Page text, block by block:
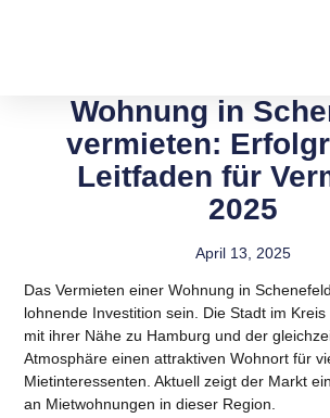
Wohnung in
vermieten:
Leitfaden für
2025
April 13, 2025
Das Vermieten einer Wohnung in
lohnende Investition sein. Die Stadt im
mit ihrer Nähe zu Hamburg und der
Atmosphäre einen attraktiven Wohnort für
Mietinteressenten. Aktuell zeigt der Markt
an Mietwohnungen in dieser Region.